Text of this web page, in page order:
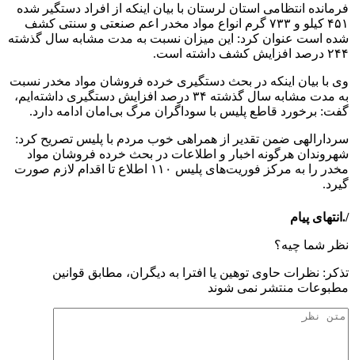
فرمانده انتظامی استان لرستان با بیان اینکه از افراد دستگیر شده
۴۵۱ کیلو و ۷۳۳ گرم انواع مواد مخدر اعم صنعتی و سنتی کشف
شده است عنوان کرد: این میزان نسبت به مدت مشابه سال گذشته
۲۴۴ درصد افزایش کشف داشته است.
وی با بیان اینکه در بحث دستگیری خرده فروشان مواد مخدر نسبت
به مدت مشابه سال گذشته ۳۴ درصد افزایش دستگیری داشته‌ایم،
گفت: برخورد قاطع پلیس با سوداگران مرگ بی‌امان ادامه دارد.
سردارالهی ضمن تقدیر از همراهی خوب مردم با پلیس تصریح کرد:
شهروندان هرگونه اخبار و اطلاعات در بحث خرده فروشان مواد
مخدر را به مرکز فوریت‌های پلیس ۱۱۰ اطلاع تا اقدام لازم صورت
گیرد.
/.انتهای پیام
نظر شما چیه؟
تذكر: نظرات حاوی توهين يا افترا به ديگران، مطابق قوانين
مطبوعات منتشر نمی شوند